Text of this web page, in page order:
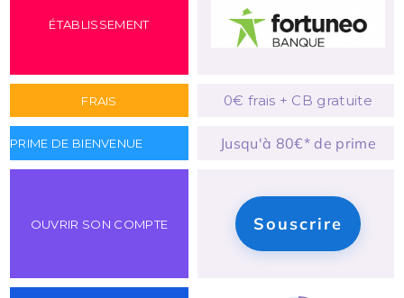
0€ frais + CB gratuite
Jusqu'à 80€* de prime
Souscrire